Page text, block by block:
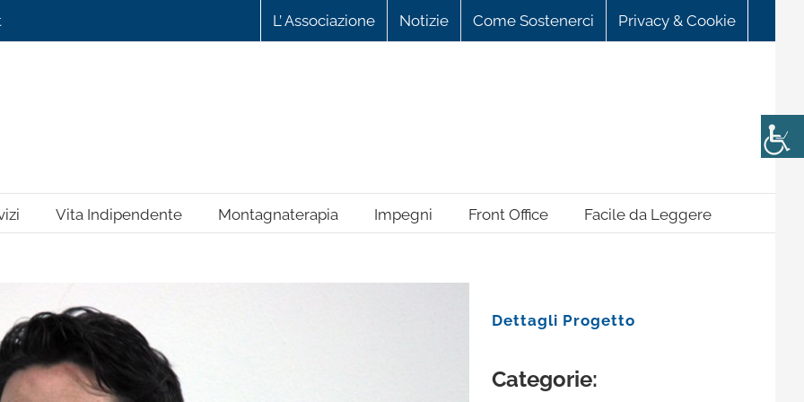
L’ Associazione Notizie Come Sostenerci Privacy & Cookie
Vita Indipendente Montagnaterapia Impegni Front Office Facile da Leggere
Dettagli Progetto
Categorie: